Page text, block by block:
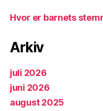
Hvor er barnets
Arkiv
juli 2026
juni 2026
august 2025